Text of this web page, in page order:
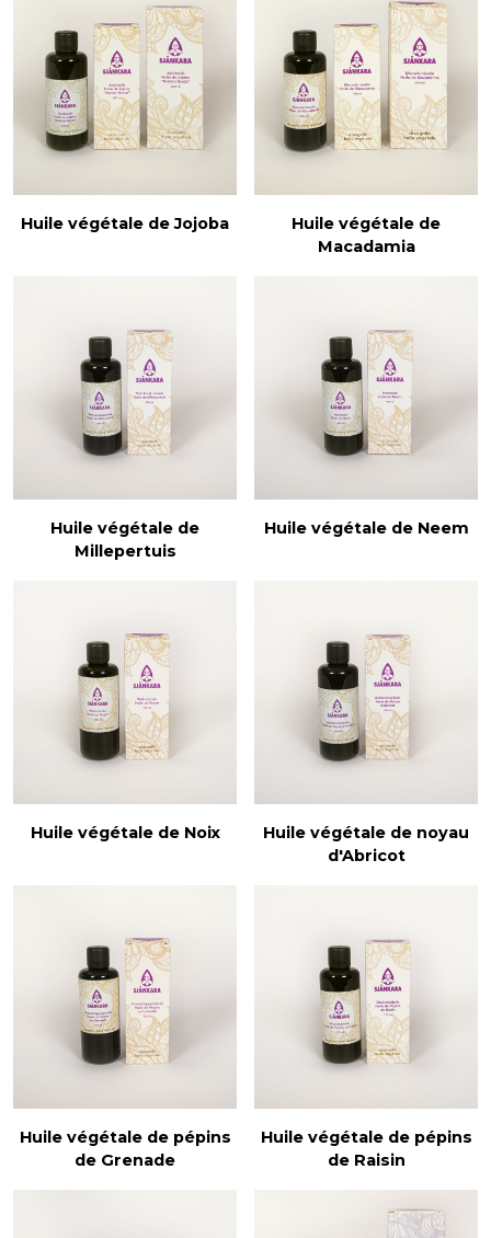
Huile végétale de Jojoba
Huile végétale de
Macadamia
Huile végétale de
Millepertuis
Huile végétale de Neem
Huile végétale de Noix
Huile végétale de noyau
d'Abricot
Huile végétale de pépins
de Grenade
Huile végétale de pépins
de Raisin